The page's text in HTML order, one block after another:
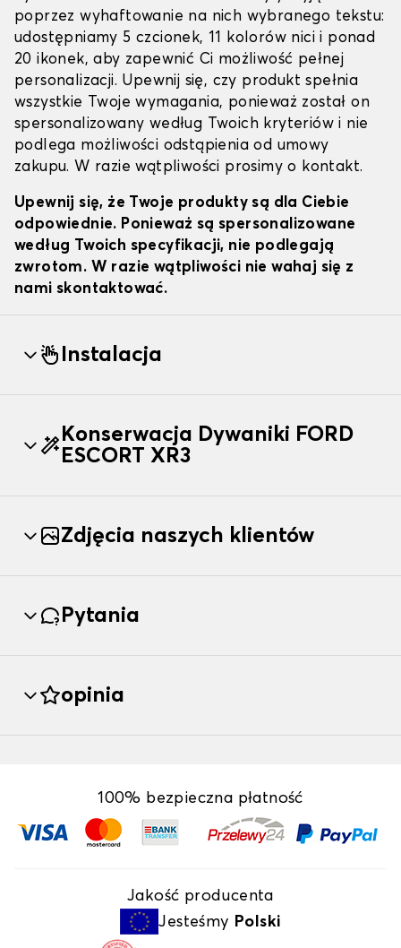
poprzez wyhaftowanie na nich wybranego tekstu:
udostępniamy 5 czcionek, 11 kolorów nici i ponad
20 ikonek, aby zapewnić Ci możliwość pełnej
personalizacji. Upewnij się, czy produkt spełnia
wszystkie Twoje wymagania, ponieważ został on
spersonalizowany według Twoich kryteriów i nie
podlega możliwości odstąpienia od umowy
zakupu. W razie wątpliwości prosimy o kontakt.
Upewnij się, że Twoje produkty są dla Ciebie
odpowiednie. Ponieważ są spersonalizowane
według Twoich specyfikacji, nie podlegają
zwrotom. W razie wątpliwości nie wahaj się z
nami skontaktować.
Instalacja
Konserwacja Dywaniki FORD
ESCORT XR3
Zdjęcia naszych klientów
Pytania
opinia
100% bezpieczna płatność
Jakość producenta
Jesteśmy Polski